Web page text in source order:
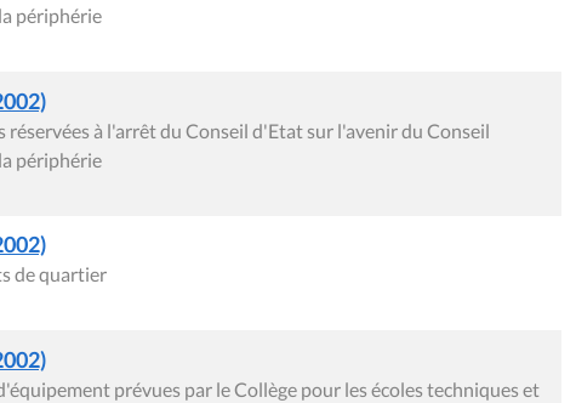
périphérie
réservées à l'arrêt du Conseil d'Etat sur l'avenir du Conseil
périphérie
de quartier
prévues par le Collège pour les écoles techniques et